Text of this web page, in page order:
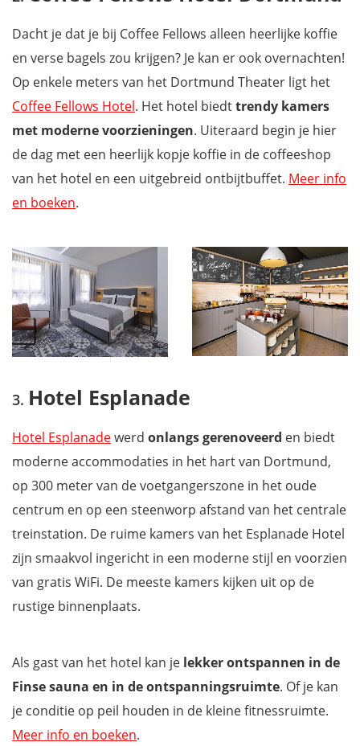
Dacht je dat je bij Coffee Fellows alleen heerlijke koffie
en verse bagels zou krijgen? Je kan er ook overnachten!
Op enkele meters van het Dortmund Theater ligt het
Coffee Fellows Hotel. Het hotel biedttrendy kamers
met moderne voorzieningen. Uiteraard begin je hier
de dag met een heerlijk kopje koffie in de coffeeshop
van het hotel en een uitgebreid ontbijtbuffet. Meer info
en boeken.
Hotel Esplanade
Hotel Esplanadewerd onlangs gerenoveerd en biedt
moderne accommodaties in het hart van Dortmund,
op 300 meter van de voetgangerszone in het oude
centrum en op een steenworp afstand van het centrale
treinstation. De ruime kamers van het Esplanade Hotel
zijn smaakvol ingericht in een moderne stijl en voorzien
van gratis WiFi. De meeste kamers kijken uit op de
rustige binnenplaats.
Als gast van het hotel kan je lekker ontspannen in de
Finse sauna en in de ontspanningsruimte. Of je kan
je conditie op peil houden in de kleine fitnessruimte.
Meer info en boeken.